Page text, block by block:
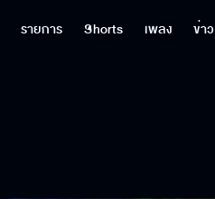
รายการ Shorts เพลง ข่าว